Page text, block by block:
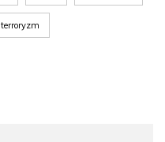
terroryzm